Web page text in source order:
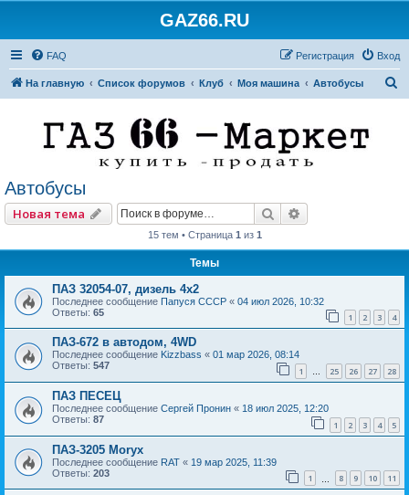
GAZ66.RU
FAQ Вход
Регистрация
На главную Список форумов Клуб Моя машина Автобусы
Автобусы
Новая тема Поиск
15 тем • Страница 1 из 1
Темы
ПАЗ 32054-07, дизель 4х2
Последнее сообщение Папуся СССР « 04 июл 2026, 10:32
Ответы: 65 1 2 3 4
ПАЗ-672 в автодом, 4WD
Последнее сообщение Kizzbass « 01 мар 2026, 08:14
Ответы: 547 1 … 25 26 27 28
ПАЗ ПЕСЕЦ
Последнее сообщение Сергей Пронин « 18 июл 2025, 12:20
Ответы: 87 1 2 3 4 5
ПАЗ-3205 Moryx
Последнее сообщение RAT « 19 мар 2025, 11:39
Ответы: 203 1 8 9 10 11